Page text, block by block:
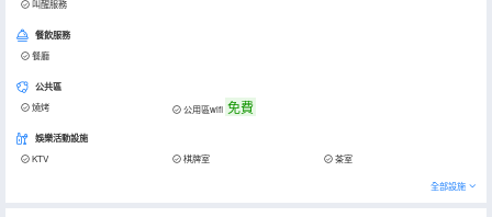
叫醒服務
餐飲服務
餐廳
公共區
燒烤 公用區wifi 免費
娛樂活動設施
KTV 棋牌室 茶室
全部設施